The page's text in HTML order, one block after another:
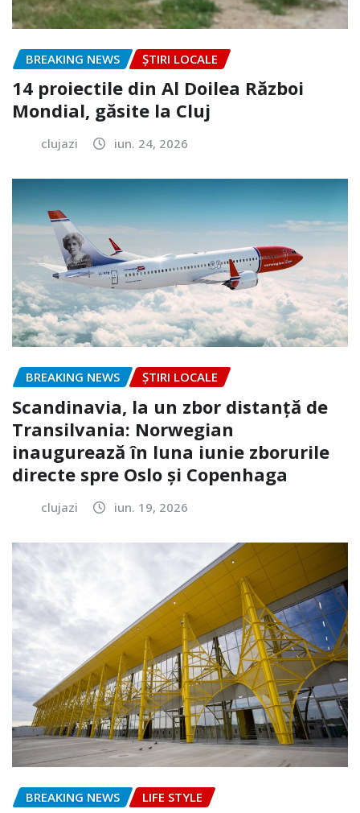
BREAKING NEWS ȘTIRI LOCALE
14 proiectile din Al Doilea Război
Mondial, găsite la Cluj
clujazi iun. 24, 2026
BREAKING NEWS ȘTIRI LOCALE
Scandinavia, la un zbor distanță de
Transilvania: Norwegian
inaugurează în luna iunie zborurile
directe spre Oslo și Copenhaga
clujazi iun. 19, 2026
BREAKING NEWS LIFE STYLE